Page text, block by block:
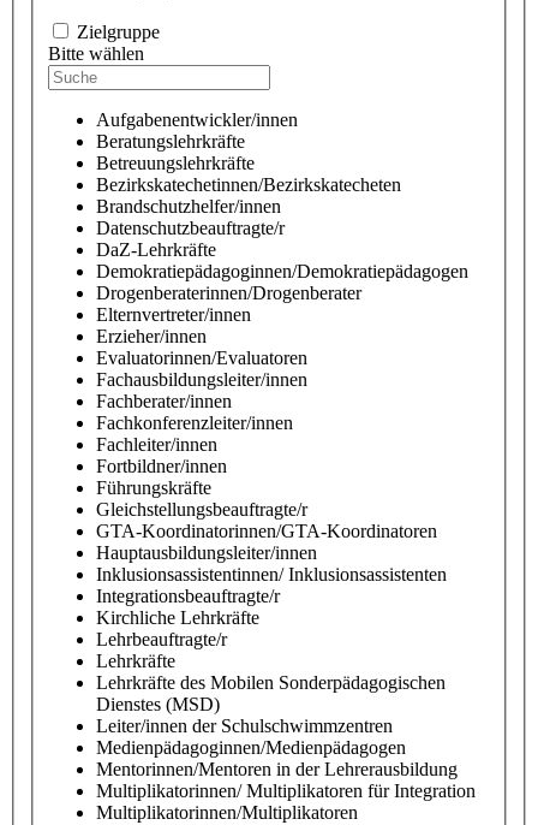
Zielgruppe
Bitte wählen
Aufgabenentwickler/innen
Beratungslehrkräfte
Betreuungslehrkräfte
Bezirkskatechetinnen/Bezirkskatecheten
Brandschutzhelfer/innen
Datenschutzbeauftragte/r
DaZ-Lehrkräfte
Demokratiepädagoginnen/Demokratiepädagogen
Drogenberaterinnen/Drogenberater
Elternvertreter/innen
Erzieher/innen
Evaluatorinnen/Evaluatoren
Fachausbildungsleiter/innen
Fachberater/innen
Fachkonferenzleiter/innen
Fachleiter/innen
Fortbildner/innen
Führungskräfte
Gleichstellungsbeauftragte/r
GTA-Koordinatorinnen/GTA-Koordinatoren
Hauptausbildungsleiter/innen
Inklusionsassistentinnen/ Inklusionsassistenten
Integrationsbeauftragte/r
Kirchliche Lehrkräfte
Lehrbeauftragte/r
Lehrkräfte
Lehrkräfte des Mobilen Sonderpädagogischen
Dienstes (MSD)
Leiter/innen der Schulschwimmzentren
Medienpädagoginnen/Medienpädagogen
Mentorinnen/Mentoren in der Lehrerausbildung
Multiplikatorinnen/ Multiplikatoren für Integration
Multiplikatorinnen/Multiplikatoren